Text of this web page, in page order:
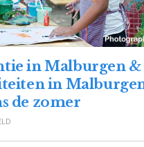
in Malburgen &
in
de zomer